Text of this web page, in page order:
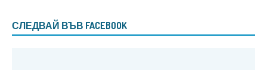
СЛЕДВАЙ ВЪВ FACEBOOK